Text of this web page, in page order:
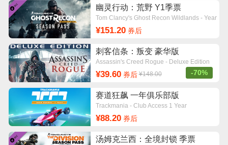
幽灵行动：荒野 Y1季票
Tom Clancy's Ghost Recon Wildlands - Year
¥151.20券后
刺客信条：叛变 豪华版
Assassin's Creed Rogue - Deluxe Edition
¥39.60券后 ¥148.00 -70%
赛道狂飙 一年俱乐部版
Trackmania - Club Access 1 Year
¥88.20券后
汤姆克兰西：全境封锁 季票